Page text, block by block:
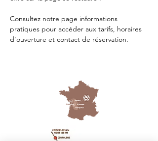
Consultez notre page informations
pratiques pour accéder aux tarifs, horaires
d'ouverture et contact de réservation.